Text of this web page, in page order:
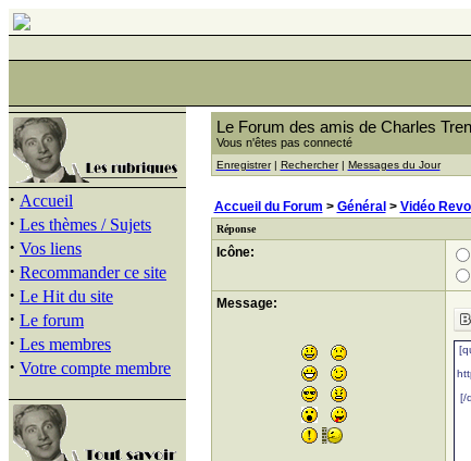
· Accueil
· Les thèmes / Sujets
· Vos liens
· Recommander ce site
· Le Hit du site
· Le forum
· Les membres
· Votre compte membre
Le Forum des amis de Charles
Vous n'êtes pas connecté
Enregistrer| Rechercher| Messages du Jour
Accueil du Forum > Général > Vidéo
Réponse
Icône:
Message: